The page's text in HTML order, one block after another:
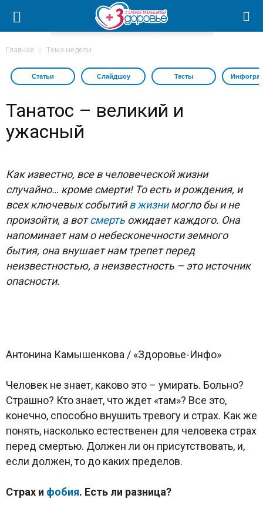
Главная Тема недели
Статьи Слайдшоу Тесты
Танатос – великий и
ужасный
Как известно, все в человеческой жизни
случайно… кроме смерти! То есть и рождения, и
всех ключевых событийв жизнимогло бы и не
произойти, а вотсмерть ожидает каждого. Она
напоминает нам о небесконечности земного
бытия, она внушает нам трепет перед
неизвестностью, а неизвестность – это источник
опасности.
Антонина Камышенкова / «Здоровье-Инфо»
Человек не знает, каково это – умирать. Больно?
Страшно? Кто знает, что ждет «там»? Все это,
конечно, способно внушить тревогу и страх. Как же
понять, насколько естественен для человека страх
перед смертью. Должен ли он присутствовать, и,
если должен, то до каких пределов.
Страх и фобия. Есть ли разница?